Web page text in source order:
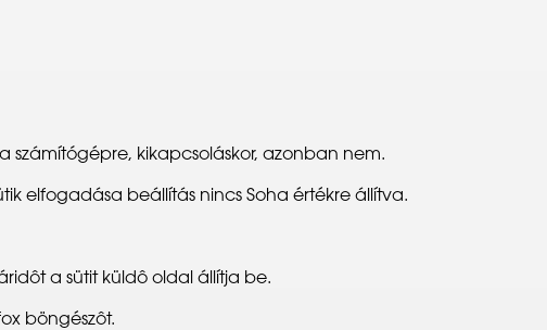
számítógépre, kikapcsoláskor, azonban nem.
elfogadása beállítás nincs Soha értékre állítva.
a sütit küldô oldal állítja be.
böngészôt.